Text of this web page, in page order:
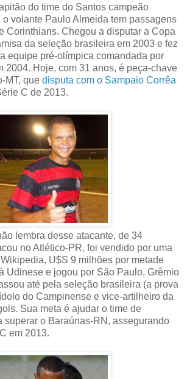
do time do Santos campeão
o volante Paulo Almeida tem passagens
Corinthians. Chegou a disputar a Copa
da seleção brasileira em 2003 e fez
equipe pré-olímpica comandada por
2004. Hoje, com 31 anos, é peça-chave
MT, que disputa com o Sampaio Corrêa
C de 2013.
lembra desse atacante, de 34
no Atlético-PR, foi vendido por uma
U$S 9 milhões por metade
Udinese e jogou por São Paulo, Grêmio
até pela seleção brasileira (a prova
do Campinense e vice-artilheiro da
Sua meta é ajudar o time de
superar o Baraúnas-RN, assegurando
em 2013.